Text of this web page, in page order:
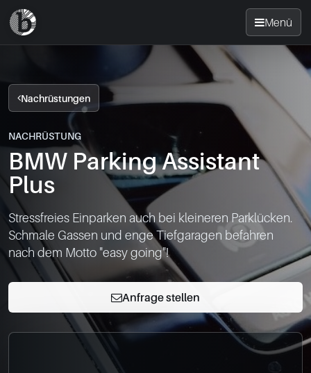
Menü
Nachrüsten
News
FAQ
Standorte
Kontakt
0049-861-900290
info@bimmer-manufaktur.de
Nachrüstungen
NACHRÜSTUNG
BMW Parking Assistant
Plus
Stressfreies Einparken auch bei kleineren Parklücken.
Schmale Gassen und enge Tiefgaragen befahren
nach dem Motto "easy going"!
Anfrage stellen